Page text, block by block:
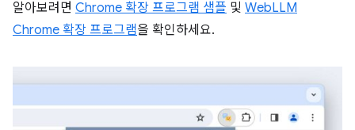
알아보려면 Chrome 확장 프로그램 샘플 및 WebLLM
Chrome 확장 프로그램을 확인하세요.